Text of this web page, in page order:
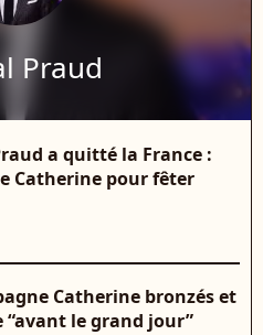
Praud
a quitté la France :
Catherine pour fêter
Catherine bronzés et
le grand jour”